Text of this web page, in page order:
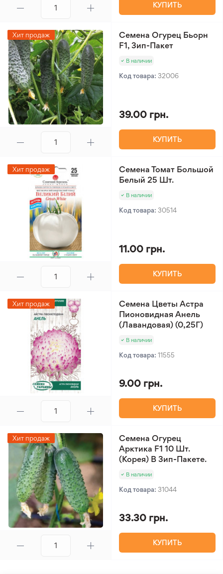
КУПИТЬ
Хит продаж
Семена Огурец Бьорн
F1, Зип-Пакет
В наличии
Код товара: 32006
39.00 грн.
КУПИТЬ
Хит продаж
Семена Томат Большой
Белый 25 Шт.
В наличии
Код товара: 30514
11.00 грн.
КУПИТЬ
Хит продаж
Семена Цветы Астра
Пионовидная Анель
(Лавандовая) (0,25Г)
В наличии
Код товара: 11555
9.00 грн.
КУПИТЬ
Хит продаж
Семена Огурец
Арктика F1 10 Шт.
(Корея) В Зип-Пакете.
В наличии
Код товара: 31044
33.30 грн.
КУПИТЬ